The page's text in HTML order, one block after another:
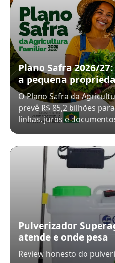
Plano Safra 2026/
a pequena
O Plano Safra da
prevê R$ 85,2 bilhões
linhas, juros e
Pulverizador
atende e onde pesa
Review honesto do